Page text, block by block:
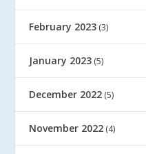
February 2023 (3)
January 2023 (5)
December 2022 (5)
November 2022 (4)